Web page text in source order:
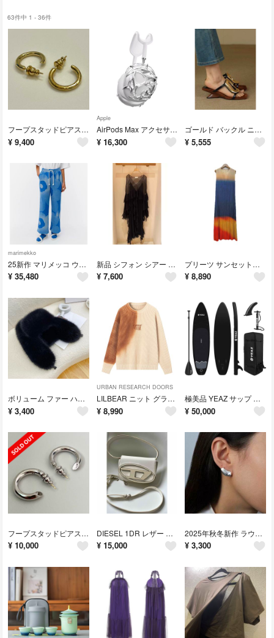
63件中 1 - 36件
フープスタッドピアス ゴールド 2点 セット 21D
¥ 9,400
Apple
AirPods Max アクセサリー y3k silver Wing カバー
¥ 16,300
ゴールド バックル ニュアンスデザイン ソール サンダル
¥ 5,555
marimekko
25新作 マリメッコ ウニッコ ブルー ワイドストレート スウェット パンツ S
¥ 35,480
新品 シフォン シアー キャミソール ワンピース ブラック
¥ 7,600
プリーツ サンセットカラー ノースリーブ ロングワンピース
¥ 8,890
ボリューム ファー ハット ブラック 帽子
¥ 3,400
URBAN RESEARCH DOORS
LILBEAR ニット グラデーションデザイ 秋冬トップス
¥ 8,990
極美品 YEAZ サップ スタンドアップパドル インフレータブル ポイントノーズ
¥ 50,000
フープスタッドピアス シルバー 2点 セット 23D 4.0φ
¥ 10,000
DIESEL 1DR レザー ワンショルダー クロスボディ バッグ ホワイト
¥ 15,000
2025年秋冬新作 ラウンドデザイン ピアス 両耳セット
¥ 3,300